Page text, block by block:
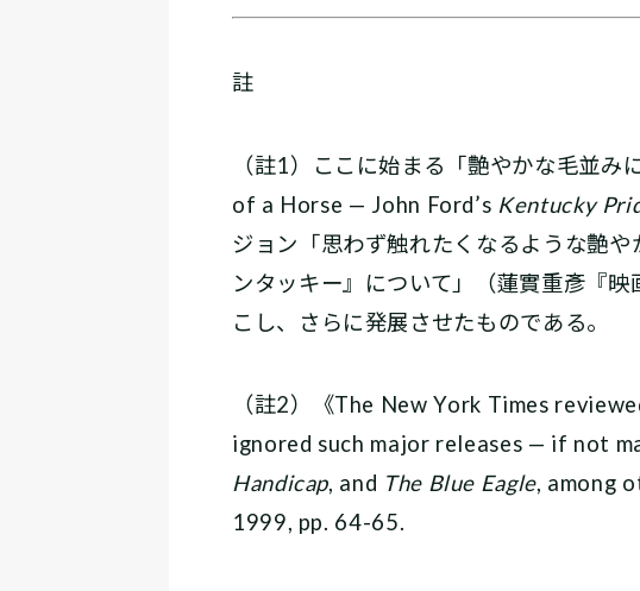
註
（註1）ここに始まる「艶やかな毛並
of a Horse — John Ford’s Kentucky
ジョン「思わず触れたくなるような艶や
ンタッキー』について」（蓮實重彥『
こし、さらに発展させたものである。
（註2）《The New York Times
ignored such major releases — if not
Handicap, and The Blue Eagle, among
1999, pp. 64-65.